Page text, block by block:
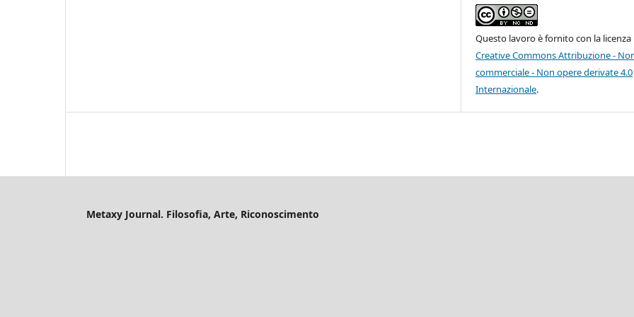
Questo lavoro è fornito con la licenza
Creative Commons Attribuzione -
commerciale - Non opere derivate 4.0
Internazionale.
Metaxy Journal. Filosofia, Arte, Riconoscimento